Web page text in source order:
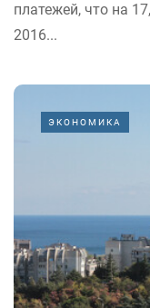
платежей, что на
2016...
ЭКОНОМИКА